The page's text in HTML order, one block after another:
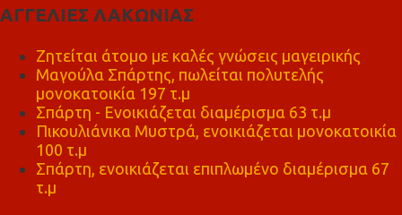
ΑΓΓΕΛΙΕΣ ΛΑΚΩΝΙΑΣ
Ζητείται άτομο με καλές γνώσεις μαγειρικής
Μαγούλα Σπάρτης, πωλείται πολυτελής
μονοκατοικία 197 τ.μ
Σπάρτη - Ενοικιάζεται διαμέρισμα 63 τ.μ
Πικουλιάνικα Μυστρά, ενοικιάζεται μονοκατοικία
100 τ.μ
Σπάρτη, ενοικιάζεται επιπλωμένο διαμέρισμα 67
τ.μ